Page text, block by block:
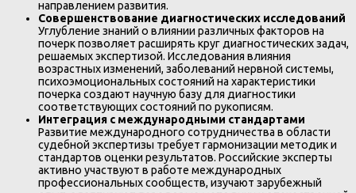
направлением развития.
Совершенствование диагностических исследований
Углубление знаний о влиянии различных факторов на
почерк позволяет расширять круг диагностических задач,
решаемых экспертизой. Исследования влияния
возрастных изменений, заболеваний нервной системы,
психоэмоциональных состояний на характеристики
почерка создают научную базу для диагностики
соответствующих состояний по рукописям.
Интеграция с международными стандартами
Развитие международного сотрудничества в области
судебной экспертизы требует гармонизации методик и
стандартов оценки результатов. Российские эксперты
активно участвуют в работе международных
профессиональных сообществ, изучают зарубежный